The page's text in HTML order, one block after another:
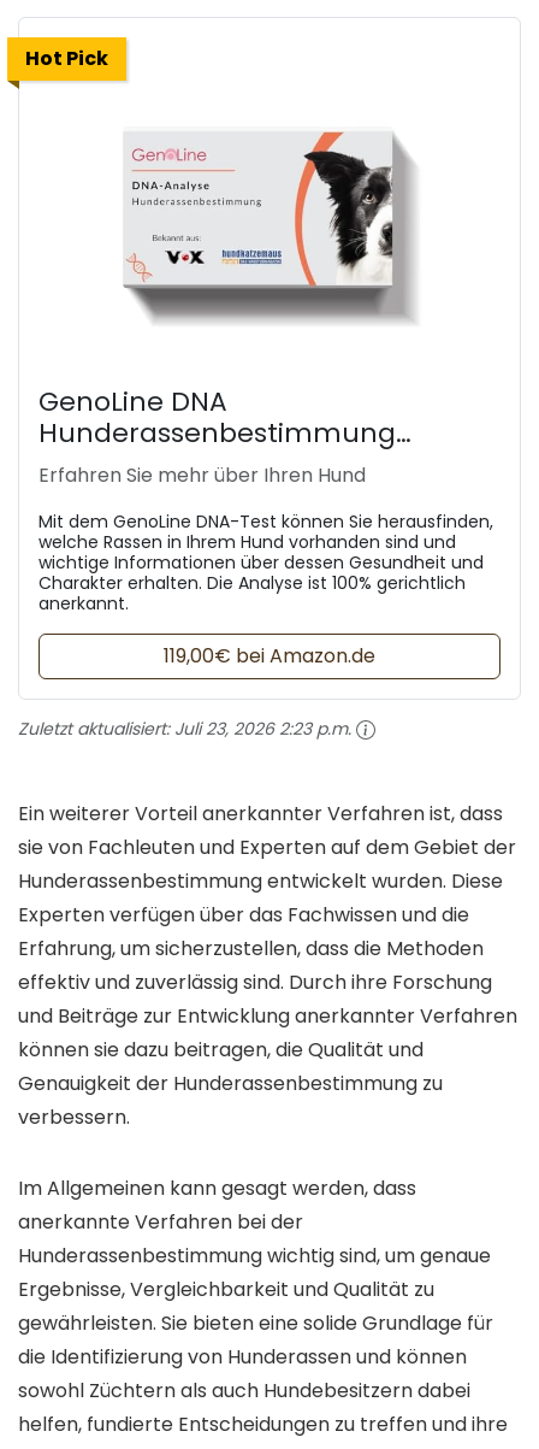
Hot Pick
GenoLine DNA
Hunderassenbestimmung
Standard
Erfahren Sie mehr über Ihren Hund
Mit dem GenoLine DNA-Test können Sie herausfinden,
welche Rassen in Ihrem Hund vorhanden sind und
wichtige Informationen über dessen Gesundheit und
Charakter erhalten. Die Analyse ist 100% gerichtlich
anerkannt.
119,00€ bei Amazon.de
Zuletzt aktualisiert: Juli 23, 2026 2:23 p.m.
Ein weiterer Vorteil anerkannter Verfahren ist, dass
sie von Fachleuten und Experten auf dem Gebiet der
Hunderassenbestimmung entwickelt wurden. Diese
Experten verfügen über das Fachwissen und die
Erfahrung, um sicherzustellen, dass die Methoden
effektiv und zuverlässig sind. Durch ihre Forschung
und Beiträge zur Entwicklung anerkannter Verfahren
können sie dazu beitragen, die Qualität und
Genauigkeit der Hunderassenbestimmung zu
verbessern.
Im Allgemeinen kann gesagt werden, dass
anerkannte Verfahren bei der
Hunderassenbestimmung wichtig sind, um genaue
Ergebnisse, Vergleichbarkeit und Qualität zu
gewährleisten. Sie bieten eine solide Grundlage für
die Identifizierung von Hunderassen und können
sowohl Züchtern als auch Hundebesitzern dabei
helfen, fundierte Entscheidungen zu treffen und ihre